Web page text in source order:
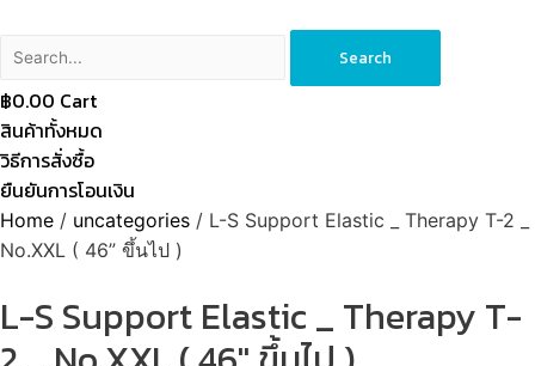
Search
฿0.00 Cart
สินค้าทั้งหมด
วิธีการสั่งซื้อ
ยืนยันการโอนเงิน
Home / uncategories / L-S Support Elastic _ Therapy T-2 _
No.XXL ( 46” ขึ้นไป )
L-S Support Elastic _ Therapy T-